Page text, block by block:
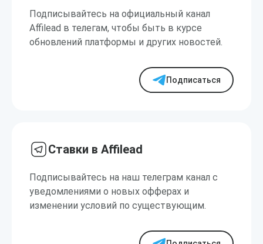
Подписывайтесь на официальный канал
Affilead в телегам, чтобы быть в курсе
обновлений платформы и других новостей.
Подписаться
Ставки в Affilead
Подписывайтесь на наш телеграм канал с
уведомлениями о новых офферах и
изменении условий по существующим.